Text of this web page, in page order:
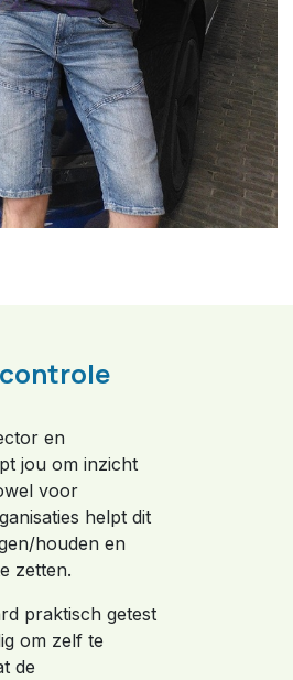
en
jou om inzicht
voor
helpt dit
houden en
zetten.
praktisch getest
om zelf te
de